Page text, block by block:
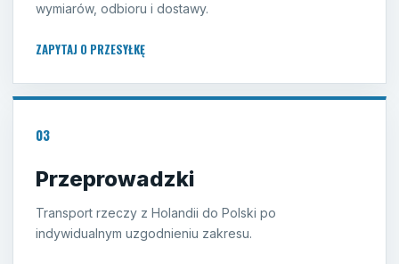
wymiarów, odbioru i dostawy.
ZAPYTAJ O PRZESYŁKĘ
03
Przeprowadzki
Transport rzeczy z Holandii do Polski po
indywidualnym uzgodnieniu zakresu.